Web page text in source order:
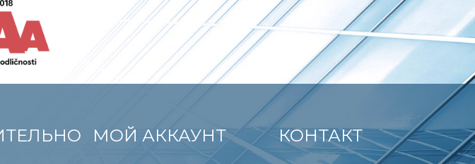
МОЙ АККАУНТ КОНТАКТ